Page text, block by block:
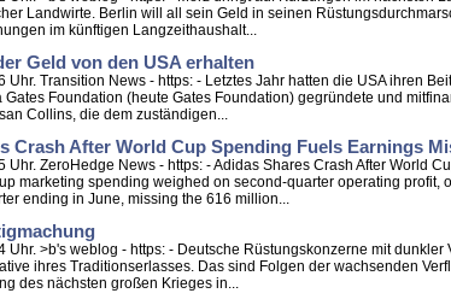
Landwirte. Berlin will all sein Geld in seinen
im künftigen Langzeithaushalt...
Geld von den USA erhalten
Uhr. Transition News - https: - Letztes Jahr hatten die USA ihren
Gates Foundation (heute Gates Foundation) gegründete und
Collins, die dem zuständigen...
Crash After World Cup Spending Fuels Earnings
Uhr. ZeroHedge News - https: - Adidas Shares Crash After World
marketing spending weighed on second-quarter operating
ending in June, missing the 616 million...
Uhr. >b's weblog - https: - Deutsche Rüstungskonzerne mit
ihres Traditionserlasses. Das sind Folgen der wachsenden
des nächsten großen Krieges in...